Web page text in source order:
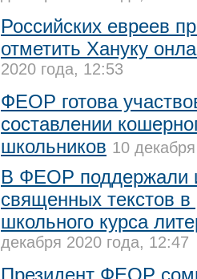
Российских евреев
отметить Хануку
2020 года, 12:53
ФЕОР готова
составлении
школьников 10
В ФЕОР поддержали
священных текстов в
школьного курса
декабря 2020 года, 12:47
Президент ФЕОР